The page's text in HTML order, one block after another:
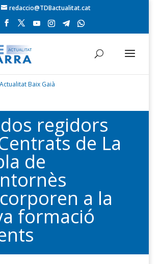
redaccio@TDBactualitat.cat
Actualitat Baix Gaià
regidors
de La
de
a la
formació